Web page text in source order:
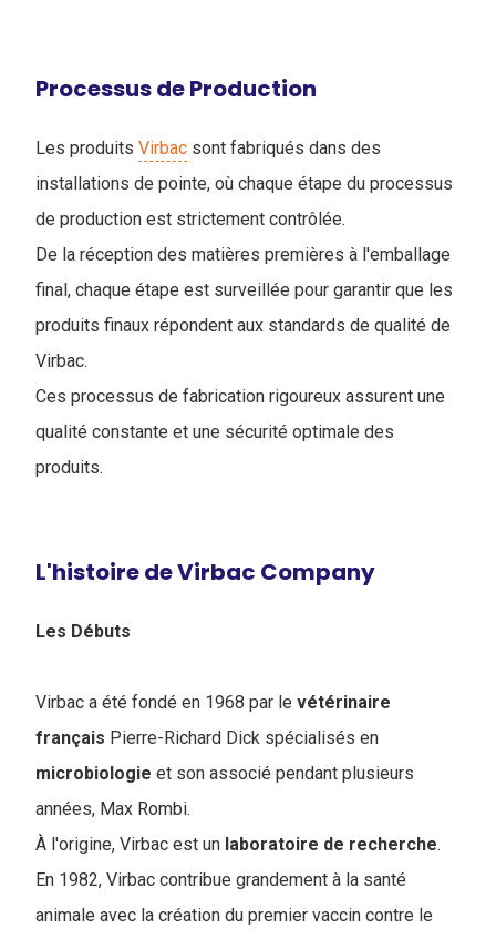
Processus de Production
Les produits Virbac sont fabriqués dans des
installations de pointe, où chaque étape du processus
de production est strictement contrôlée.
De la réception des matières premières à l'emballage
final, chaque étape est surveillée pour garantir que les
produits finaux répondent aux standards de qualité de
Virbac.
Ces processus de fabrication rigoureux assurent une
qualité constante et une sécurité optimale des
produits.
L'histoire de Virbac Company
Les Débuts
Virbac a été fondé en 1968 par le vétérinaire
français Pierre-Richard Dick spécialisés en
microbiologie et son associé pendant plusieurs
années, Max Rombi.
À l'origine, Virbac est un laboratoire de recherche.
En 1982, Virbac contribue grandement à la santé
animale avec la création du premier vaccin contre le